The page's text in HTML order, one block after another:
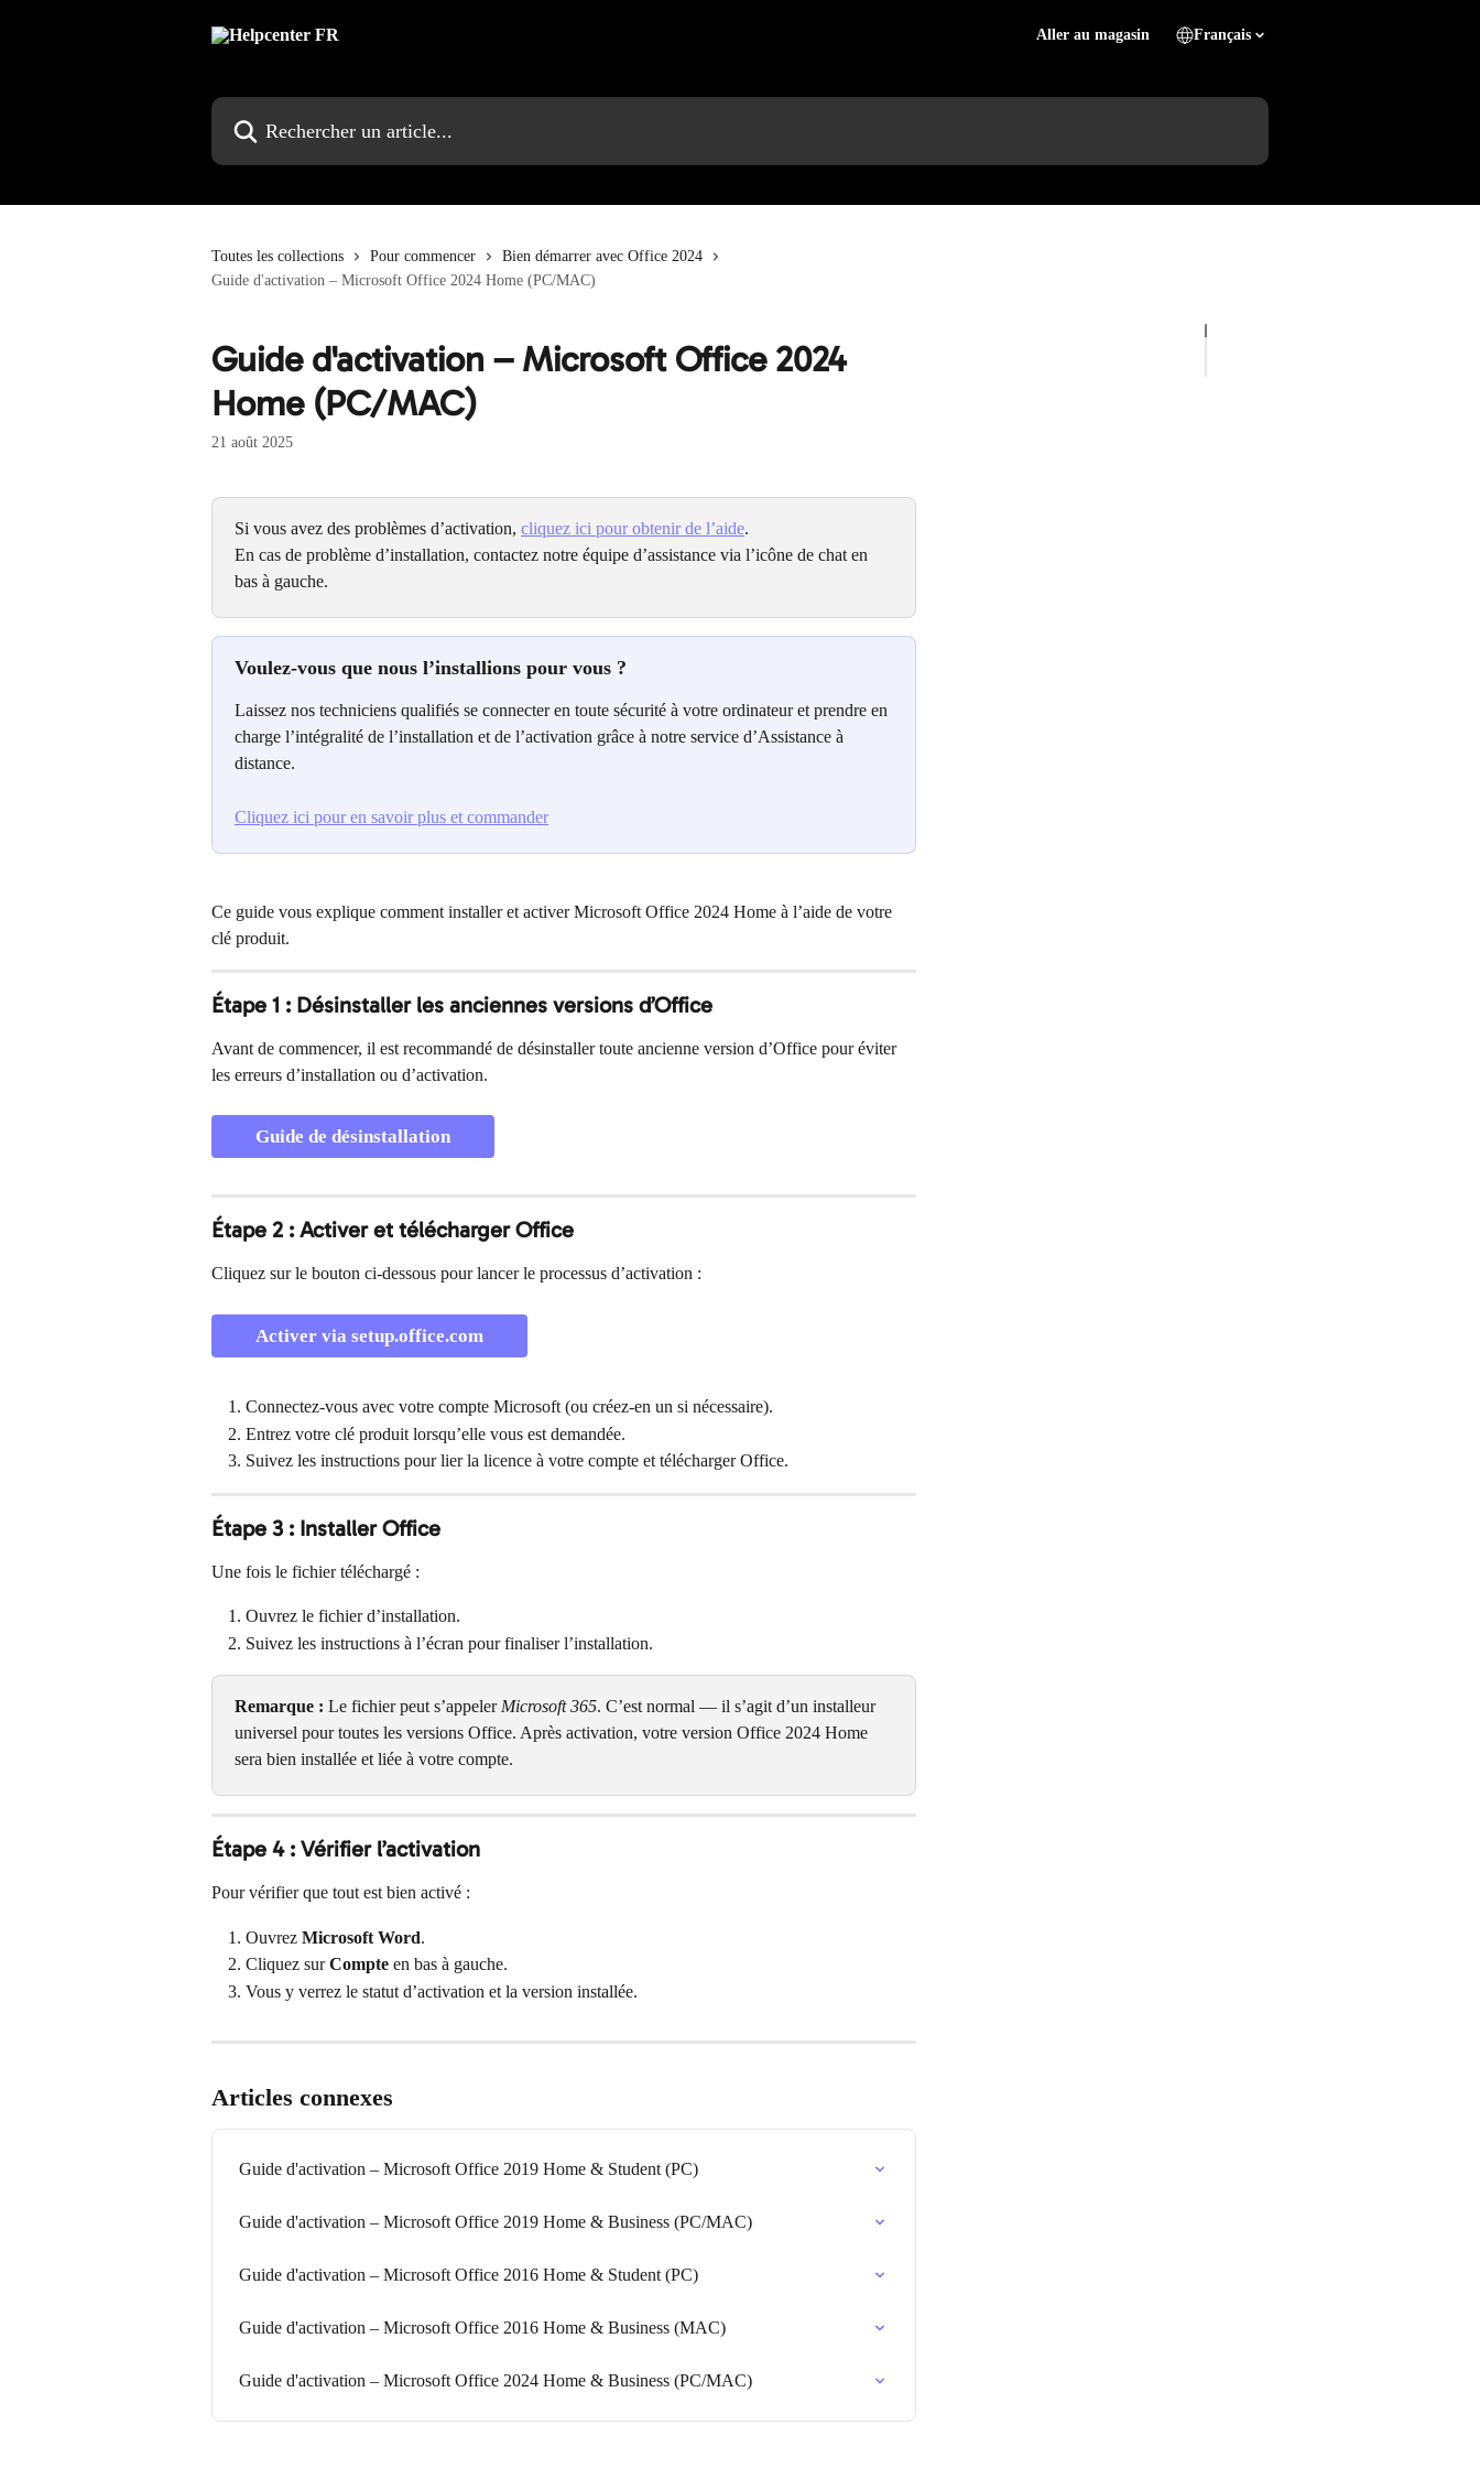
Aller au magasin Français
Rechercher un article...
Toutes les collections Pour commencer
Bien démarrer avec Office 2024
Guide d'activation – Microsoft Office 2024 Home (PC/MAC)
Guide d'activation – Microsoft Office 2024
Home (PC/MAC)
21 août 2025
Si vous avez des problèmes d’activation, cliquez ici pour obtenir de l’aide.
En cas de problème d’installation, contactez notre équipe d’assistance via l’icône de chat en
bas à gauche.
Voulez-vous que nous l’installions pour vous ?
Laissez nos techniciens qualifiés se connecter en toute sécurité à votre ordinateur et prendre en
charge l’intégralité de l’installation et de l’activation grâce à notre service d’Assistance à
distance.
Cliquez ici pour en savoir plus et commander
Ce guide vous explique comment installer et activer Microsoft Office 2024 Home à l’aide de votre
clé produit.
Étape 1 : Désinstaller les anciennes versions d’Office
Avant de commencer, il est recommandé de désinstaller toute ancienne version d’Office pour éviter
les erreurs d’installation ou d’activation.
Guide de désinstallation
Étape 2 : Activer et télécharger Office
Cliquez sur le bouton ci-dessous pour lancer le processus d’activation :
Activer via setup.office.com
Connectez-vous avec votre compte Microsoft (ou créez-en un si nécessaire).
Entrez votre clé produit lorsqu’elle vous est demandée.
Suivez les instructions pour lier la licence à votre compte et télécharger Office.
Étape 3 : Installer Office
Une fois le fichier téléchargé :
Ouvrez le fichier d’installation.
Suivez les instructions à l’écran pour finaliser l’installation.
Remarque : Le fichier peut s’appeler Microsoft 365. C’est normal — il s’agit d’un installeur
universel pour toutes les versions Office. Après activation, votre version Office 2024 Home
sera bien installée et liée à votre compte.
Étape 4 : Vérifier l’activation
Pour vérifier que tout est bien activé :
Ouvrez Microsoft Word.
Cliquez sur Compte en bas à gauche.
Vous y verrez le statut d’activation et la version installée.
Articles connexes
Guide d'activation – Microsoft Office 2019 Home & Student (PC)
Guide d'activation – Microsoft Office 2019 Home & Business (PC/MAC)
Guide d'activation – Microsoft Office 2016 Home & Student (PC)
Guide d'activation – Microsoft Office 2016 Home & Business (MAC)
Guide d'activation – Microsoft Office 2024 Home & Business (PC/MAC)